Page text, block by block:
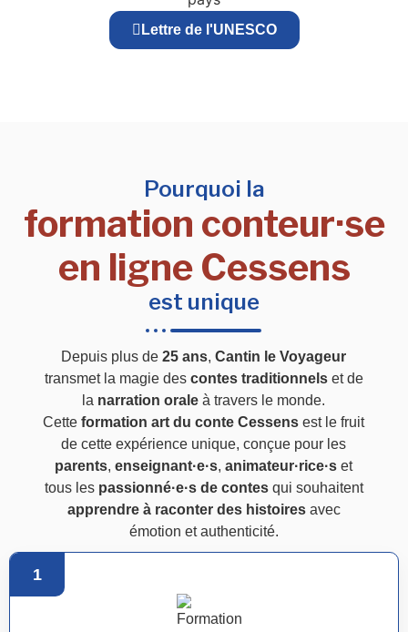
Lettre de l'UNESCO
Pourquoi la
formation conteur·se
en ligne Cessens
est unique
Depuis plus de25 ans,Cantin le Voyageur
transmet la magie des contes traditionnelset de
la narration orale à travers le monde.
Cetteformation art du conte Cessens est le fruit
de cette expérience unique, conçue pour les
parents,enseignant·e·s,animateur·rice·s et
tous les passionné·e·s de contesqui souhaitent
apprendre à raconter des histoiresavec
émotion et authenticité.
1